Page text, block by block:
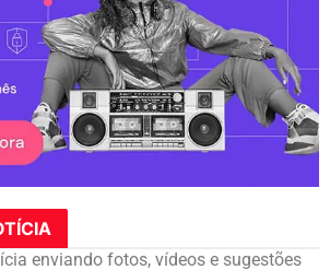
enviando fotos, vídeos e sugestões